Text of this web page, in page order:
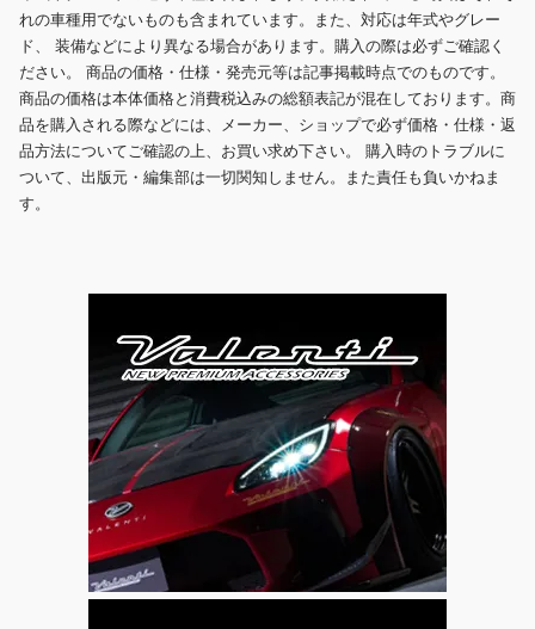
れの車種用でないものも含まれています。また、対応は年式やグレー
ド、 装備などにより異なる場合があります。購入の際は必ずご確認く
ださい。 商品の価格・仕様・発売元等は記事掲載時点でのものです。
商品の価格は本体価格と消費税込みの総額表記が混在しております。商
品を購入される際などには、メーカー、ショップで必ず価格・仕様・返
品方法についてご確認の上、お買い求め下さい。 購入時のトラブルに
ついて、出版元・編集部は一切関知しません。また責任も負いかねま
す。